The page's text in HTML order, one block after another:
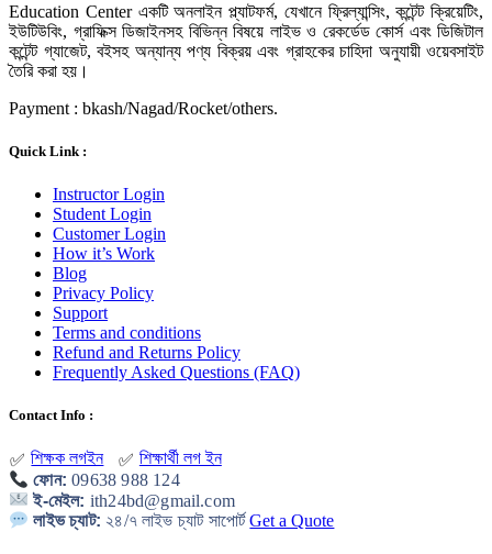
Education Center একটি অনলাইন প্ল্যাটফর্ম, যেখানে ফ্রিল্যান্সিং, কন্টেন্ট ক্রিয়েটিং,
ইউটিউবিং, গ্রাফিক্স ডিজাইনসহ বিভিন্ন বিষয়ে লাইভ ও রেকর্ডেড কোর্স এবং ডিজিটাল
কন্টেন্ট গ্যাজেট, বইসহ অন্যান্য পণ্য বিক্রয় এবং গ্রাহকের চাহিদা অনুযায়ী ওয়েবসাইট
তৈরি করা হয়।
Payment : bkash/Nagad/Rocket/others.
Quick Link :
Instructor Login
Student Login
Customer Login
How it’s Work
Blog
Privacy Policy
Support
Terms and conditions
Refund and Returns Policy
Frequently Asked Questions (FAQ)
Contact Info :
✅ শিক্ষক লগইন ✅ শিক্ষার্থী লগ ইন
ফোন: 09638 988 124
ই-মেইল: ith24bd@gmail.com
লাইভ চ্যাট: ২৪/৭ লাইভ চ্যাট সাপোর্টGet a Quote